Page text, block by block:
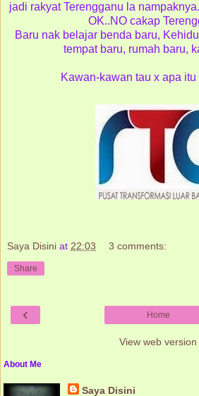
jadi rakyat Terengganu la
OK..NO cakap
Baru nak belajar benda baru,
tempat baru, rumah baru,
Kawan-kawan tau x apa itu
Saya Disini at 22:03 3 comments:
Share
‹ Home
View web version
About Me
Saya Disini